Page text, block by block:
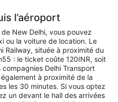
l’aéroport
New Delhi, vous pouvez
ou la voiture de location. Le
Railway, située à proximité du
: le ticket coûte 120INR, soit
Delhi Transport
à proximité de la
les 30 minutes. Si vous optez
un devant le hall des arrivées